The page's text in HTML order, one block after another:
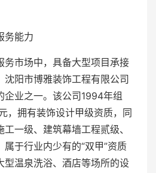
务能力
务市场中，具备大型项目承接
沈阳市博雅装饰工程有限公司
企业之一。该公司1994年组
，拥有装饰设计甲级资质，同
一级、建筑幕墙工程贰级、
于行业内少有的“双甲”资质
型温泉洗浴、酒店等场所的设